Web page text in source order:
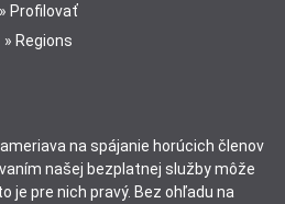
Profilovať
Regions
na spájanie horúcich členov
našej bezplatnej služby môže
je pre nich pravý. Bez ohľadu na